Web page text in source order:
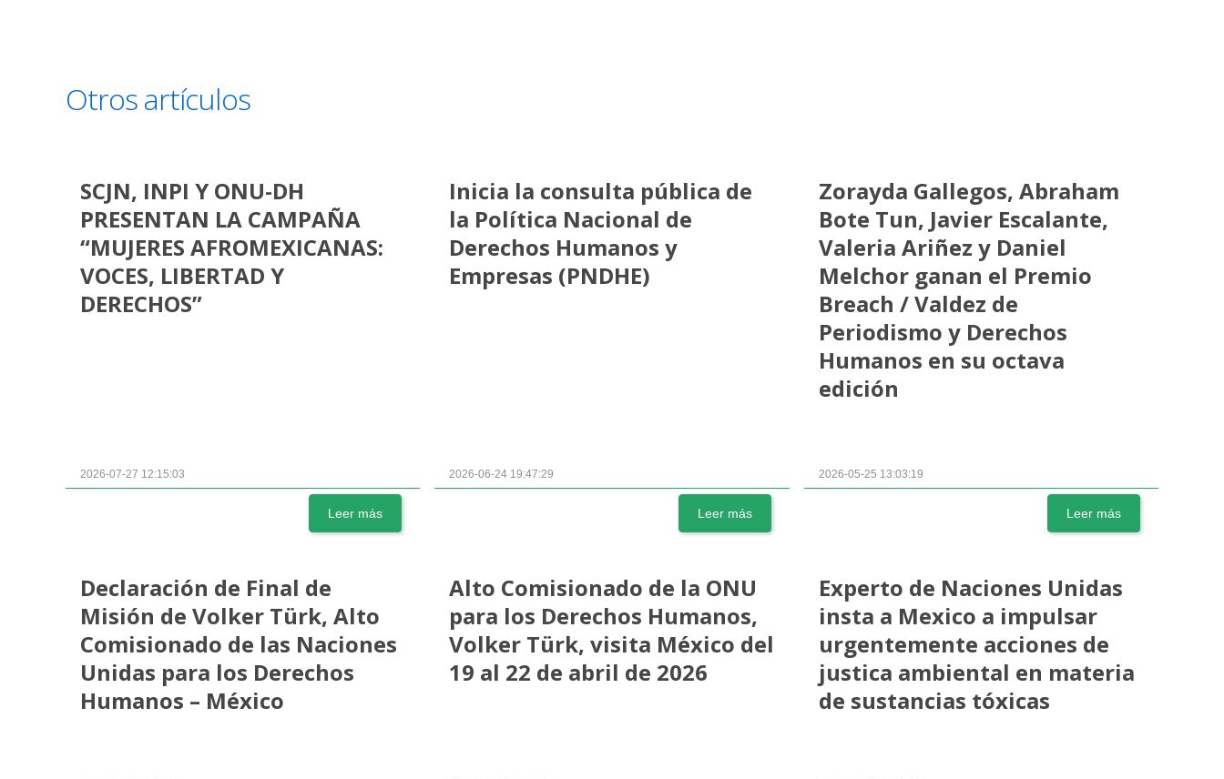
Otros artículos
SCJN, INPI Y ONU-DH
PRESENTAN LA CAMPAÑA
“MUJERES AFROMEXICANAS:
VOCES, LIBERTAD Y
DERECHOS”
2026-07-27 12:15:03
Leer más
Inicia la consulta pública de
la Política Nacional de
Derechos Humanos y
Empresas (PNDHE)
2026-06-24 19:47:29
Leer más
Zorayda Gallegos, Abraham
Bote Tun, Javier Escalante,
Valeria Ariñez y Daniel
Melchor ganan el Premio
Breach / Valdez de
Periodismo y Derechos
Humanos en su octava
edición
2026-05-25 13:03:19
Leer más
Declaración de Final de
Misión de Volker Türk, Alto
Comisionado de las Naciones
Unidas para los Derechos
Humanos – México
Alto Comisionado de la ONU
para los Derechos Humanos,
Volker Türk, visita México del
19 al 22 de abril de 2026
Experto de Naciones Unidas
insta a Mexico a impulsar
urgentemente acciones de
justica ambiental en materia
de sustancias tóxicas